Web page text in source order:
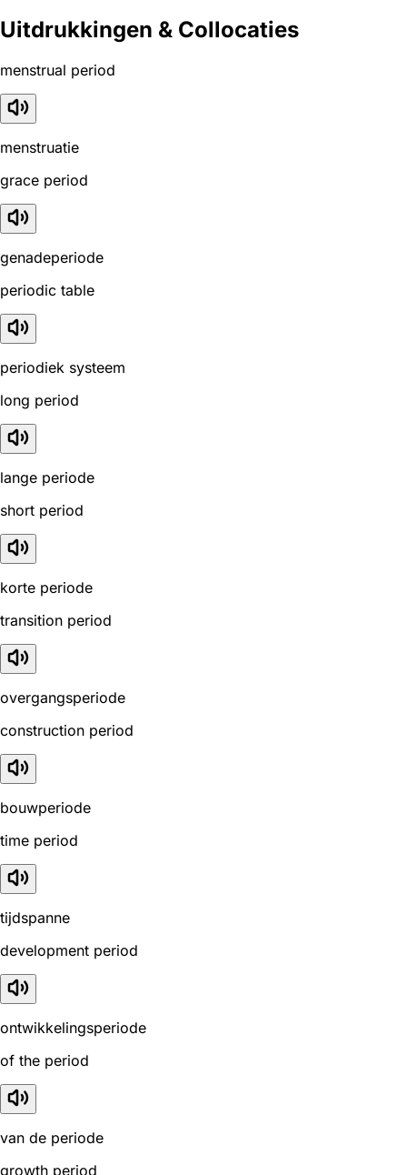
Uitdrukkingen & Collocaties
menstrual period
menstruatie
grace period
genadeperiode
periodic table
periodiek systeem
long period
lange periode
short period
korte periode
transition period
overgangsperiode
construction period
bouwperiode
time period
tijdspanne
development period
ontwikkelingsperiode
of the period
van de periode
growth period